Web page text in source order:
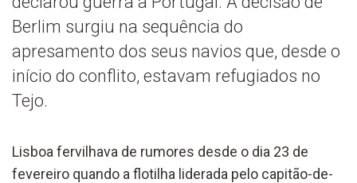
Berlim surgiu na sequência do
apresamento dos seus navios que, desde o
início do conflito, estavam refugiados no
Tejo.
Lisboa fervilhava de rumores desde o dia 23 de
fevereiro quando a flotilha liderada pelo capitão-de-